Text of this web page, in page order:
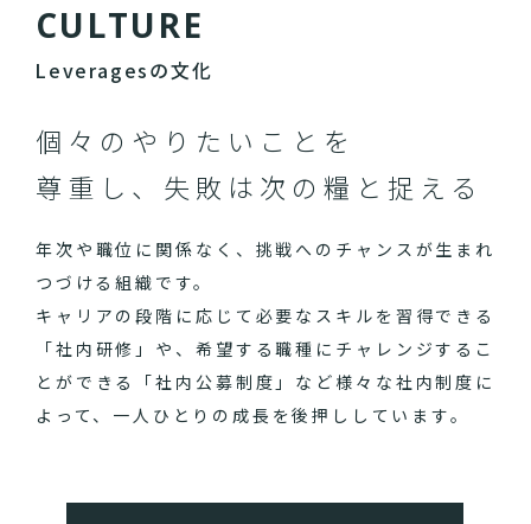
CULTURE
Leveragesの文化
個々のやりたいことを
尊重し、失敗は次の糧と捉える
年次や職位に関係なく、挑戦へのチャンスが生まれ
つづける組織です。
キャリアの段階に応じて必要なスキルを習得できる
「社内研修」や、希望する職種にチャレンジするこ
とができる「社内公募制度」など様々な社内制度に
よって、一人ひとりの成長を後押ししています。